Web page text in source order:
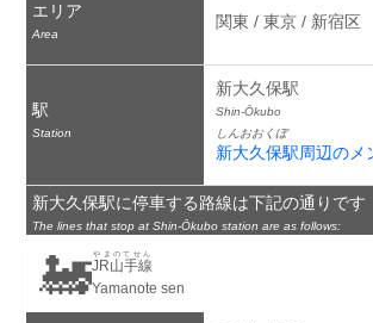
エリア
Area
関東 / 東京 / 新宿区
駅
Station
新大久保駅
Shin-Ōkubo
しんおおくぼ
新大久保駅周辺のメ
新大久保駅に停車する路線は下記の通りです
The lines that stop at Shin-Ōkubo station are as follows:
🚂JR山手線
やまのてせん
Yamanote sen